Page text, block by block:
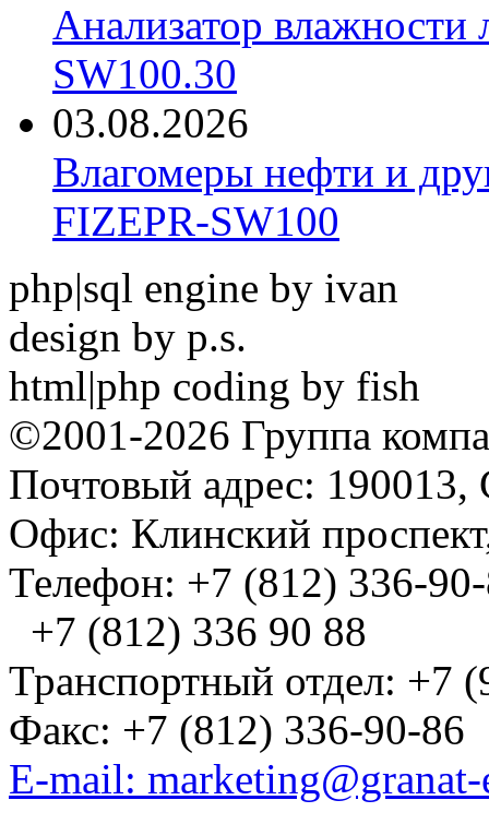
Анализатор
SW100.30
03.08.2026
Влагомеры нефти и
FIZEPR-SW100
php|sql engine by ivan
design by p.s.
html|php coding by fish
©2001-2026 Группа
Почтовый адрес: 190013,
Офис: Клинский
Телефон: +7 (812) 336-
+7 (812) 336 90 88
Транспортный отдел: +7
Факс: +7 (812) 336-90-86
E-mail: